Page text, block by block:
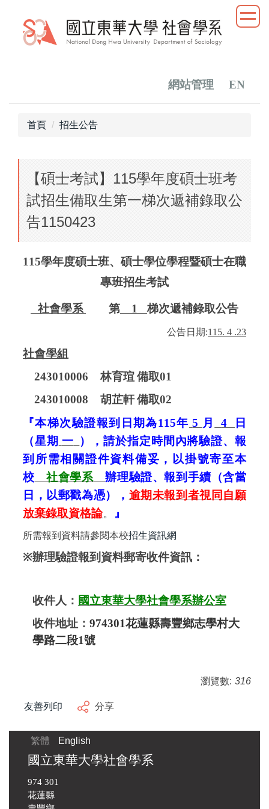
網站管理 EN
首頁 招生公告
【碩士考試】115學年度碩士班考
試招生備取生第一梯次遞補錄取公
告1150423
115學年度碩士班、碩士學位學程暨碩士在職
專班招生考試
社會學系 第 1 梯次遞補錄取公告
公告日期:115. 4 .23
社會學組
243010006林育瑄 備取01
243010008 胡芷軒 備取02
『本梯次驗證報到日期為115年 5 月 4
日
（星期 一
），請於指定時間內將驗證、報
到所需相關證件資料備妥，以掛號寄至本
校 社會學系辦理驗證、報到手續（含當
日，以郵戳為憑）， 逾期未報到者視同自願
放棄錄取資格論。 』
所需報到資料請參閱本校招生資訊網
※辦理驗證報到資料郵寄收件資訊：
收件人： 國立東華大學社會學系辦公室
收件地址： 974301花蓮縣壽豐鄉志學村大
學路二段1號
瀏覽數: 316
友善列印 分享
繁體 English
國立東華大學社會學系
974 301
花蓮縣